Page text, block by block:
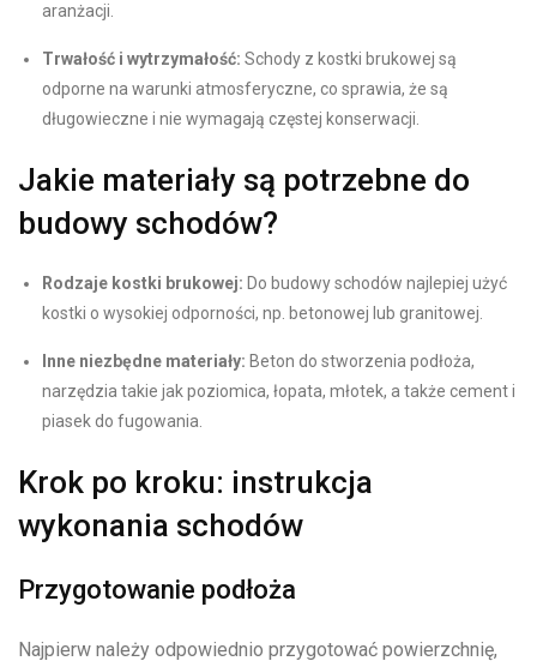
aranżacji.
Trwałość i wytrzymałość: Schody z kostki brukowej są
odporne na warunki atmosferyczne, co sprawia, że są
długowieczne i nie wymagają częstej konserwacji.
Jakie materiały są potrzebne do
budowy schodów?
Rodzaje kostki brukowej: Do budowy schodów najlepiej użyć
kostki o wysokiej odporności, np. betonowej lub granitowej.
Inne niezbędne materiały: Beton do stworzenia podłoża,
narzędzia takie jak poziomica, łopata, młotek, a także cement i
piasek do fugowania.
Krok po kroku: instrukcja
wykonania schodów
Przygotowanie podłoża
Najpierw należy odpowiednio przygotować powierzchnię,